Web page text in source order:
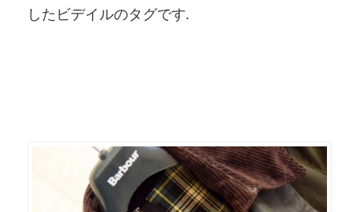
したビデイルのタグです.